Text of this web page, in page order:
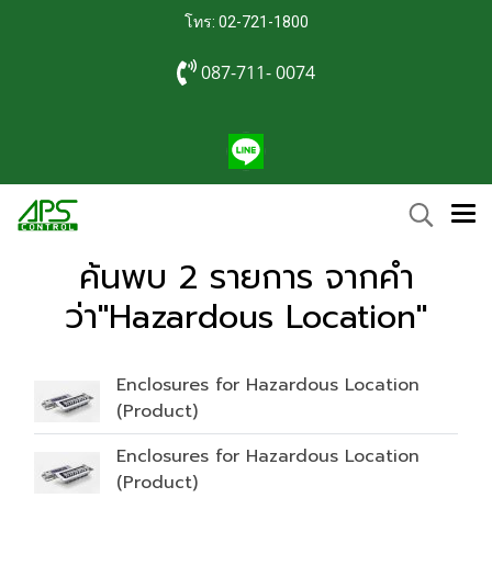
โทร: 02-721-1800
087-711- 0074
ค้นพบ 2 รายการ จากคำ
ว่า"Hazardous Location"
Enclosures for Hazardous Location
(Product)
Enclosures for Hazardous Location
(Product)